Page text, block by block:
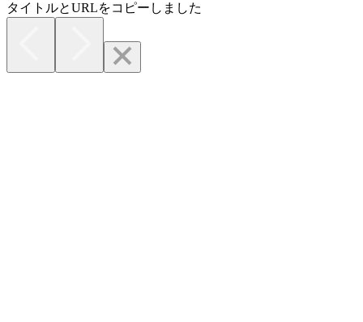
タイトルとURLをコピーしました